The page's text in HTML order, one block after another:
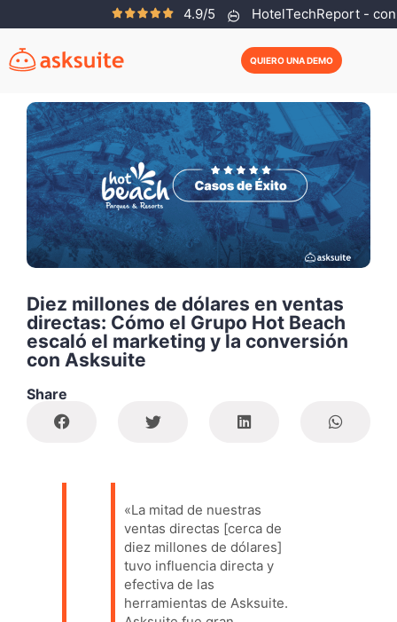
4.9/5 HotelTechReport -
QUIERO UNA DEMO
Noviembre 13, 2025
Diez millones de dólares en ventas
directas: Cómo el Grupo Hot Beach
escaló el marketing y la conversión
con Asksuite
Share
«La mitad de nuestras
ventas directas [cerca de
diez millones de dólares]
tuvo influencia directa y
efectiva de las
herramientas de Asksuite.